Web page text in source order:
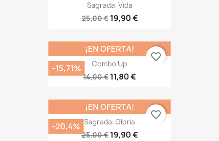
Sagrada: Vida
25,00 € 19,90 €
Combo Up
14,00 € 11,80 €
¡EN OFERTA!
-15,71%
favorite_border
Sagrada: Gloria
25,00 € 19,90 €
¡EN OFERTA!
-20,4%
favorite_border